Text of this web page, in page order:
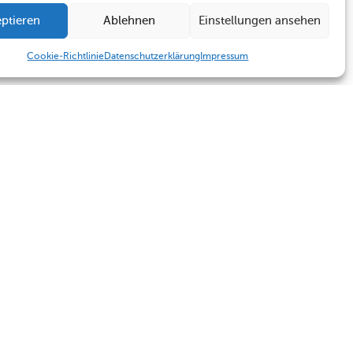
Ablehnen Einstellungen ansehen
Cookie-RichtlinieDatenschutzerklärung Impressum